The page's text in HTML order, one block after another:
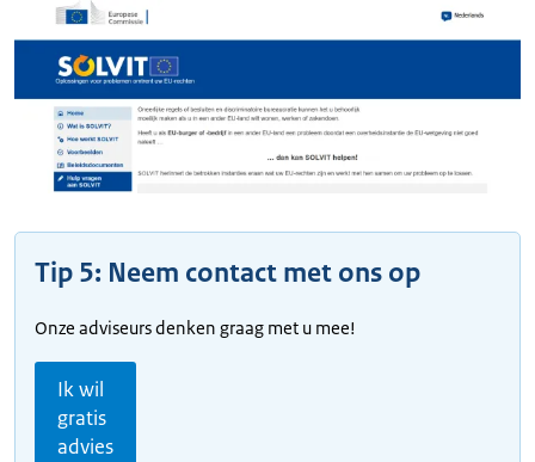
Tip 5: Neem contact met ons op
Onze adviseurs denken graag met u mee!
Ik wil
gratis
advies